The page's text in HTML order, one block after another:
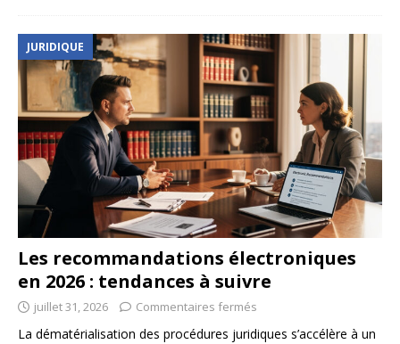
JURIDIQUE
Les recommandations électroniques
en 2026 : tendances à suivre
juillet 31, 2026 Commentaires fermés
La dématérialisation des procédures juridiques s’accélère à un